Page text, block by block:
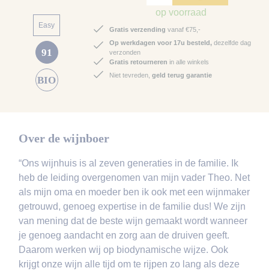
Easy
91
BIO
op voorraad
Gratis verzending vanaf €75,-
Op werkdagen voor 17u besteld,dezelfde dag
verzonden
Gratis retourneren in alle winkels
Niet tevreden, geld terug garantie
Over de wijnboer
“Ons wijnhuis is al zeven generaties in de familie. Ik
heb de leiding overgenomen van mijn vader Theo. Net
als mijn oma en moeder ben ik ook met een wijnmaker
getrouwd, genoeg expertise in de familie dus! We zijn
van mening dat de beste wijn gemaakt wordt wanneer
je genoeg aandacht en zorg aan de druiven geeft.
Daarom werken wij op biodynamische wijze. Ook
krijgt onze wijn alle tijd om te rijpen zo lang als deze